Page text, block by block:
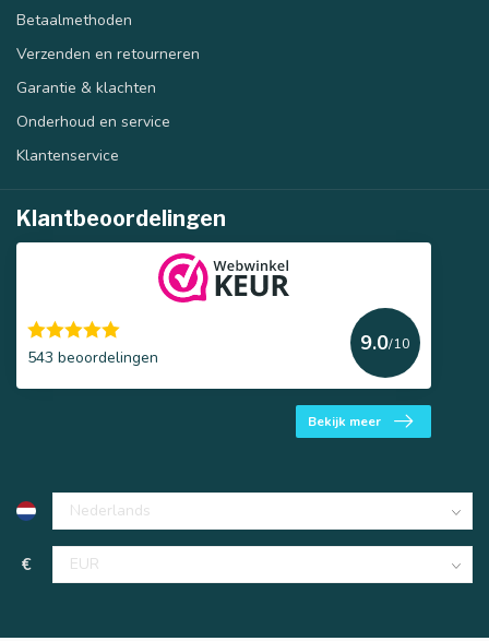
Betaalmethoden
Verzenden en retourneren
Garantie & klachten
Onderhoud en service
Klantenservice
Klantbeoordelingen
543 beoordelingen
9.0/10
Bekijk meer
€